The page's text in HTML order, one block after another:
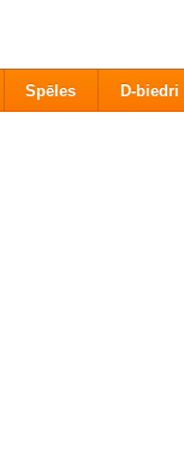
Spēles D-biedri